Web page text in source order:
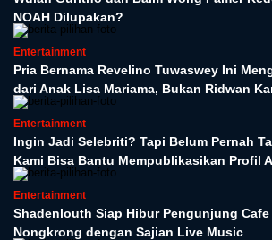
NOAH Dilupakan?
Entertainment
Pria Bernama Revelino Tuwaswey Ini
dari Anak Lisa Mariama, Bukan Ridwan
Entertainment
Ingin Jadi Selebriti? Tapi Belum Pernah
Kami Bisa Bantu Mempublikasikan Profil
Entertainment
Shadenlouth Siap Hibur Pengunjung Cafe
Nongkrong dengan Sajian Live Music